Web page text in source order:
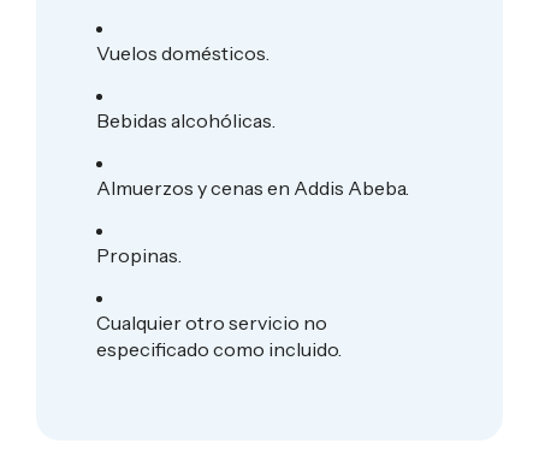
Vuelos domésticos.
Bebidas alcohólicas.
Almuerzos y cenas en Addis Abeba.
Propinas.
Cualquier otro servicio no
especificado como incluido.